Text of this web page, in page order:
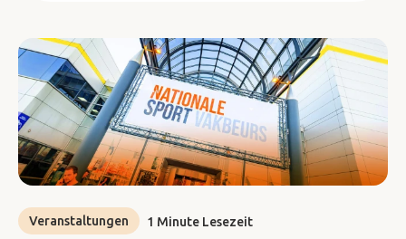
Veranstaltungen 1 Minute Lesezeit